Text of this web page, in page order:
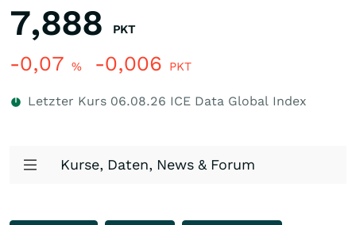
7,888 PKT
-0,07 % -0,006 PKT
Letzter Kurs 06.08.26 ICE Data Global Index
Kurse, Daten, News & Forum